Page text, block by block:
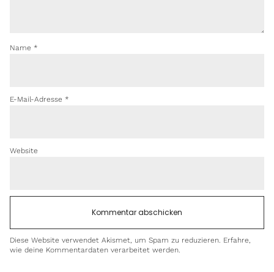
Name*
E-Mail-Adresse*
Website
Diese Website verwendet Akismet, um Spam zu reduzieren. Erfahre,
wie deine Kommentardaten verarbeitet werden.